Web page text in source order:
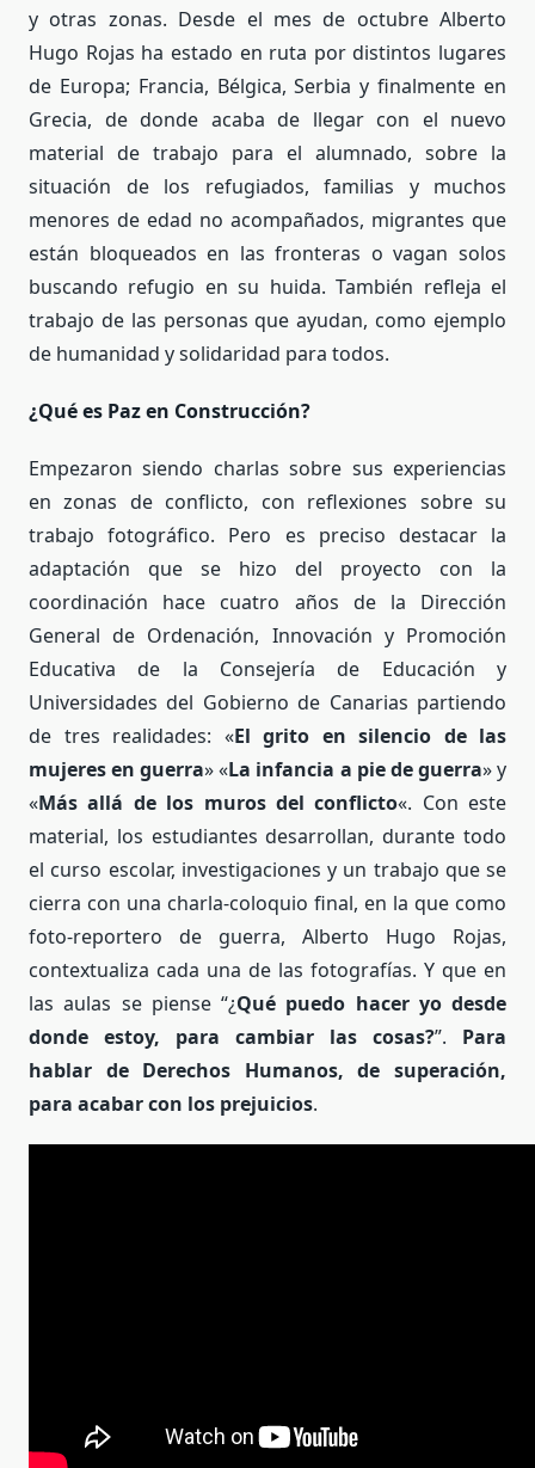
y otras zonas. Desde el mes de octubre Alberto
Hugo Rojas ha estado en ruta por distintos lugares
de Europa; Francia, Bélgica, Serbia y finalmente en
Grecia, de donde acaba de llegar con el nuevo
material de trabajo para el alumnado, sobre la
situación de los refugiados, familias y muchos
menores de edad no acompañados, migrantes que
están bloqueados en las fronteras o vagan solos
buscando refugio en su huida. También refleja el
trabajo de las personas que ayudan, como ejemplo
de humanidad y solidaridad para todos.
¿Qué es Paz en Construcción?
Empezaron siendo charlas sobre sus experiencias
en zonas de conflicto, con reflexiones sobre su
trabajo fotográfico. Pero es preciso destacar la
adaptación que se hizo del proyecto con la
coordinación hace cuatro años de la Dirección
General de Ordenación, Innovación y Promoción
Educativa de la Consejería de Educación y
Universidades del Gobierno de Canarias partiendo
de tres realidades: «El grito en silencio de las
mujeres en guerra» «La infancia a pie de guerra» y
«Más allá de los muros del conflicto«. Con este
material, los estudiantes desarrollan, durante todo
el curso escolar, investigaciones y un trabajo que se
cierra con una charla-coloquio final, en la que como
foto-reportero de guerra, Alberto Hugo Rojas,
contextualiza cada una de las fotografías. Y que en
las aulas se piense “¿Qué puedo hacer yo desde
donde estoy, para cambiar las cosas?”. Para
hablar de Derechos Humanos, de superación,
para acabar con los prejuicios.